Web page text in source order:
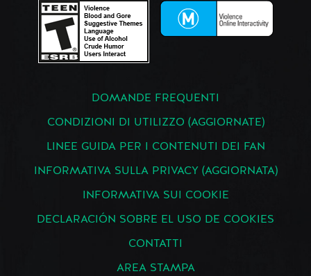
DOMANDE FREQUENTI
CONDIZIONI DI UTILIZZO (AGGIORNATE)
LINEE GUIDA PER I CONTENUTI DEI FAN
INFORMATIVA SULLA PRIVACY (AGGIORNATA)
INFORMATIVA SUI COOKIE
DECLARACIÓN SOBRE EL USO DE COOKIES
CONTATTI
AREA STAMPA